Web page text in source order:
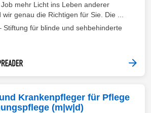
mehr Licht ins Leben anderer
genau die Richtigen für Sie. Die ...
Stiftung für blinde und sehbehinderte
Krankenpfleger für Pflege
(m|w|d)